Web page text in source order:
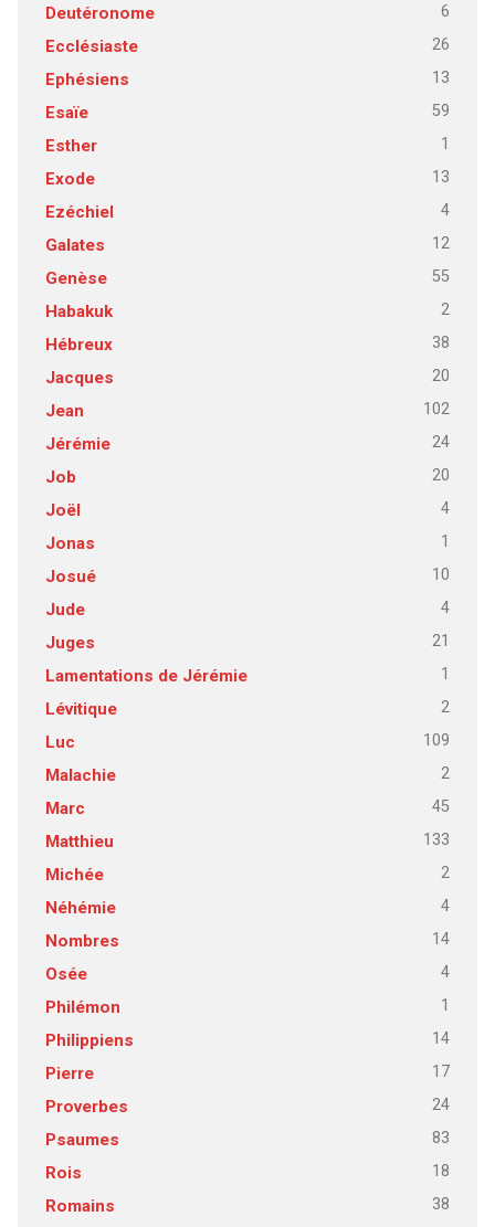
Deutéronome 6
Ecclésiaste 26
Ephésiens 13
Esaïe 59
Esther 1
Exode 13
Ezéchiel 4
Galates 12
Genèse 55
Habakuk 2
Hébreux 38
Jacques 20
Jean 102
Jérémie 24
Job 20
Joël 4
Jonas 1
Josué 10
Jude 4
Juges 21
Lamentations de Jérémie 1
Lévitique 2
Luc 109
Malachie 2
Marc 45
Matthieu 133
Michée 2
Néhémie 4
Nombres 14
Osée 4
Philémon 1
Philippiens 14
Pierre 17
Proverbes 24
Psaumes 83
Rois 18
Romains 38